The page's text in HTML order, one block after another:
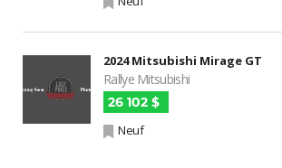
2024 Mitsubishi Mirage GT
Rallye Mitsubishi
26 102 $
Neuf